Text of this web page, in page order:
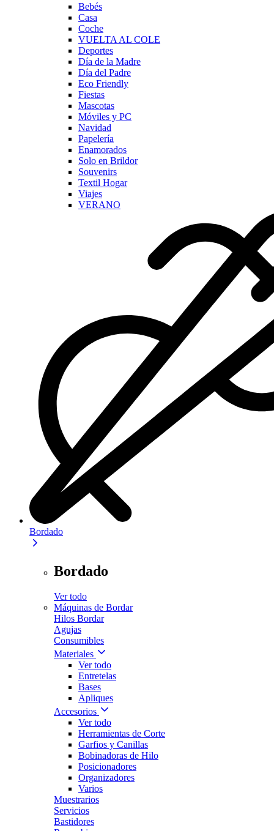
Bebés
Casa
Coche
VUELTA AL COLE
Deportes
Día de la Madre
Día del Padre
Eco Friendly
Fiestas
Mascotas
Móviles y PC
Navidad
Papelería
Enamorados
Solo en Brildor
Souvenirs
Textil Hogar
Viajes
VERANO
Bordado
Bordado
Ver todo
Máquinas de Bordar
Hilos Bordar
Agujas
Consumibles
Materiales
Ver todo
Entretelas
Bases
Apliques
Accesorios
Ver todo
Herramientas de Corte
Garfios y Canillas
Bobinadoras de Hilo
Posicionadores
Organizadores
Varios
Muestrarios
Servicios
Bastidores